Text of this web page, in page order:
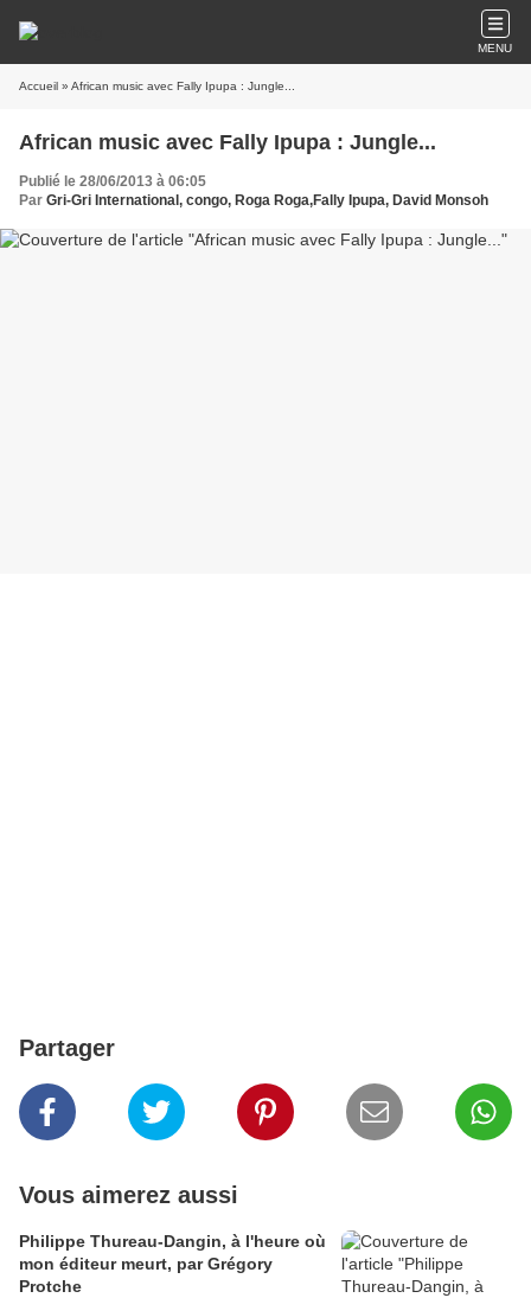
MENU
Accueil » African music avec Fally Ipupa : Jungle...
African music avec Fally Ipupa : Jungle...
Publié le 28/06/2013 à 06:05
Par Gri-Gri International, congo, Roga Roga,Fally Ipupa, David Monsoh
Partager
Vous aimerez aussi
Philippe Thureau-Dangin, à l'heure où
mon éditeur meurt, par Grégory
Protche